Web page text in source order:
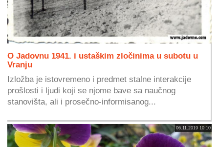
O Jadovnu 1941. i ustaškim zločinima u subotu u
Vranju
Izložba je istovremeno i predmet stalne interakcije
prošlosti i ljudi koji se njome bave sa naučnog
stanovišta, ali i prosečno-informisanog...
06.11.2019 10:10